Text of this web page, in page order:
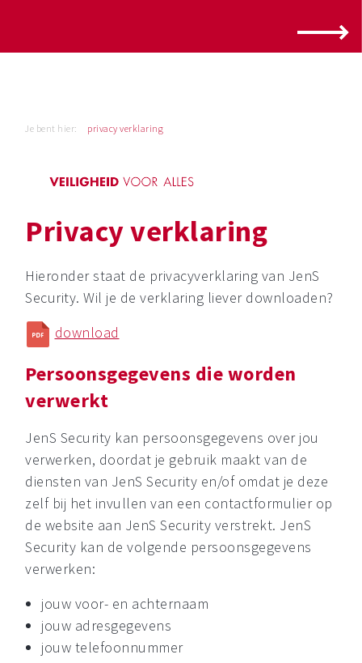
Je bent hier: privacy verklaring
Privacy verklaring
Hieronder staat de privacyverklaring van JenS
Security. Wil je de verklaring liever downloaden?
download
Persoonsgegevens die worden
verwerkt
JenS Security kan persoonsgegevens over jou
verwerken, doordat je gebruik maakt van de
diensten van JenS Security en/of omdat je deze
zelf bij het invullen van een contactformulier op
de website aan JenS Security verstrekt. JenS
Security kan de volgende persoonsgegevens
verwerken:
jouw voor- en achternaam
jouw adresgegevens
jouw telefoonnummer